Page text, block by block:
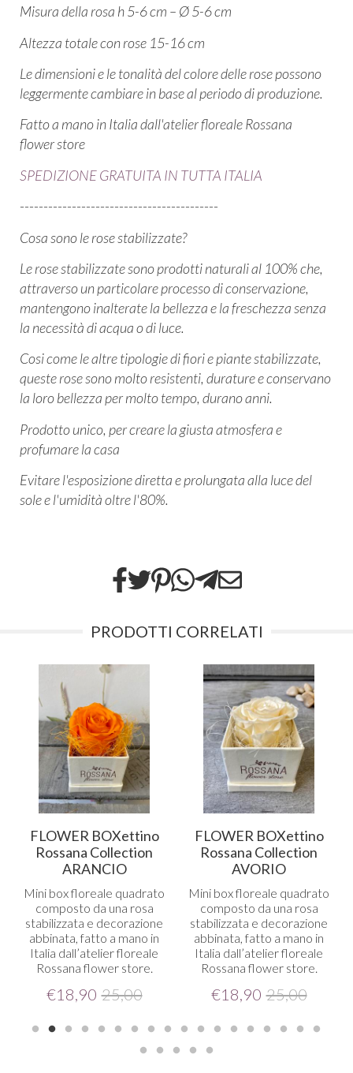
Misura della rosa h 5-6 cm – Ø 5-6 cm
Altezza totale con rose 15-16 cm
Le dimensioni e le tonalità del colore delle rose possono
leggermente cambiare in base al periodo di produzione.
Fatto a mano in Italia dall'atelier floreale Rossana
flower store
SPEDIZIONE GRATUITA IN TUTTA ITALIA
------------------------------------------
Cosa sono le rose stabilizzate?
Le rose stabilizzate sono prodotti naturali al 100% che,
attraverso un particolare processo di conservazione,
mantengono inalterate la bellezza e la freschezza senza
la necessità di acqua o di luce.
Cosi come le altre tipologie di fiori e piante stabilizzate,
queste rose sono molto resistenti, durature e conservano
la loro bellezza per molto tempo, durano anni.
Prodotto unico, per creare la giusta atmosfera e
profumare la casa
Evitare l'esposizione diretta e prolungata alla luce del
sole e l'umidità oltre l'80%.
PRODOTTI CORRELATI
FLOWER BOXettino
Rossana Collection
ARANCIO
Mini box floreale quadrato
composto da una rosa
stabilizzata e decorazione
abbinata, fatto a mano in
Italia dall’atelier floreale
Rossana flower store.
€18,90 25,00
FLOWER BOXettino
Rossana Collection
AVORIO
Mini box floreale quadrato
composto da una rosa
stabilizzata e decorazione
abbinata, fatto a mano in
Italia dall’atelier floreale
Rossana flower store.
€18,90 25,00